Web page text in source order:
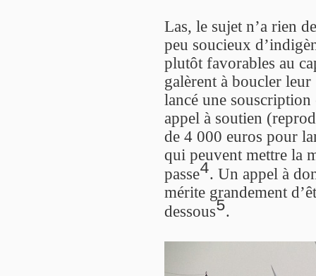
Las, le sujet n’a rien
peu soucieux
plutôt favorables au
galèrent à boucler
lancé une
appel à soutien
de 4 000 euros pour
qui peuvent mettre la
passe4. Un appel à
mérite grandement
dessous5.